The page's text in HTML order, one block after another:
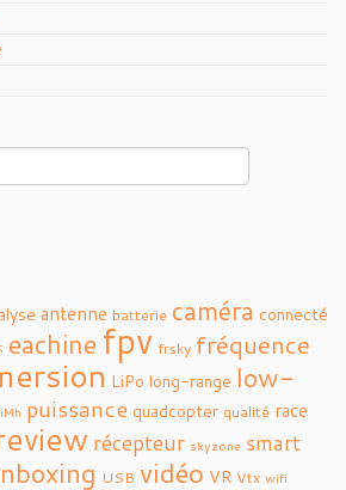
antenne batterie caméra connecté
eachine fpv frsky fréquence
LiPo long-range low-
puissance quadcopter qualité race
récepteur skyzone smart
USB vidéo VR Vtx wifi